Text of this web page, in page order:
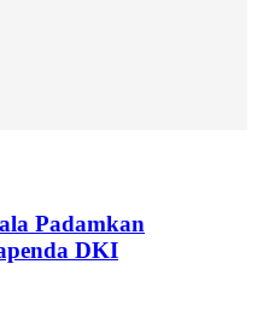
Padamkan
DKI